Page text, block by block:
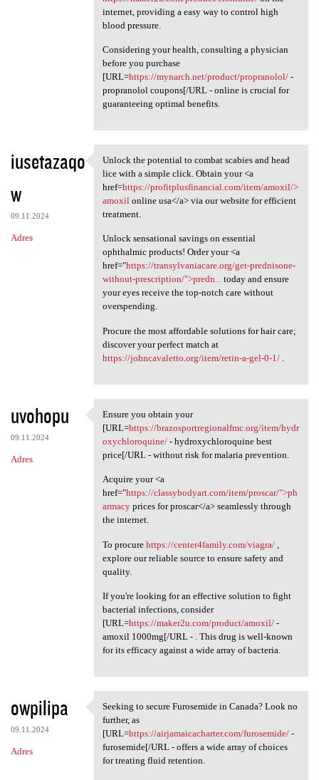
internet, providing a easy way to control high
blood pressure.
Considering your health, consulting a physician
before you purchase
[URL=https://mynarch.net/product/propranolol/-
propranolol coupons[/URL - online is crucial for
guaranteeing optimal benefits.
iusetazaqo
w
09.11.2024
Adres
Unlock the potential to
Unlock the potential to combat scabies and head
lice with a simple click. Obtain your <a
href=https://profitplusfinancial.com/item/amoxil/>
amoxil online usa</a> via our website for efficient
treatment.
Unlock sensational savings on essential
ophthalmic products! Order your <a
href="https://transylvaniacare.org/get-prednisone-
without-prescription/">predn...today and ensure
your eyes receive the top-notch care without
overspending.
Procure the most affordable solutions for hair care;
discover your perfect match at
https://johncavaletto.org/item/retin-a-gel-0-1/.
uvohopu
09.11.2024
Adres
Ensure you obtain your [URL
Ensure you obtain your
[URL=https://brazosportregionalfmc.org/item/hydr
oxychloroquine/- hydroxychloroquine best
price[/URL - without risk for malaria prevention.
Acquire your <a
href="https://classybodyart.com/item/proscar/">ph
armacyprices for proscar</a> seamlessly through
the internet.
To procure https://center4family.com/viagra/,
explore our reliable source to ensure safety and
quality.
If you're looking for an effective solution to fight
bacterial infections, consider
[URL=https://maker2u.com/product/amoxil/-
amoxil 1000mg[/URL - . This drug is well-known
for its efficacy against a wide array of bacteria.
owpilipa
09.11.2024
Adres
Seeking to secure Furosemide
Seeking to secure Furosemide in Canada? Look no
further, as
[URL=https://airjamaicacharter.com/furosemide/-
furosemide[/URL - offers a wide array of choices
for treating fluid retention.